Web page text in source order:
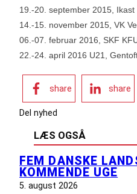
19.-20. september 2015, Ikast
14.-15. november 2015, VK
06.-07. februar 2016, SKF
22.-24. april 2016 U21,
share share
Del nyhed
LÆS OGSÅ
FEM DANSKE
KOMMENDE UGE
5. august 2026